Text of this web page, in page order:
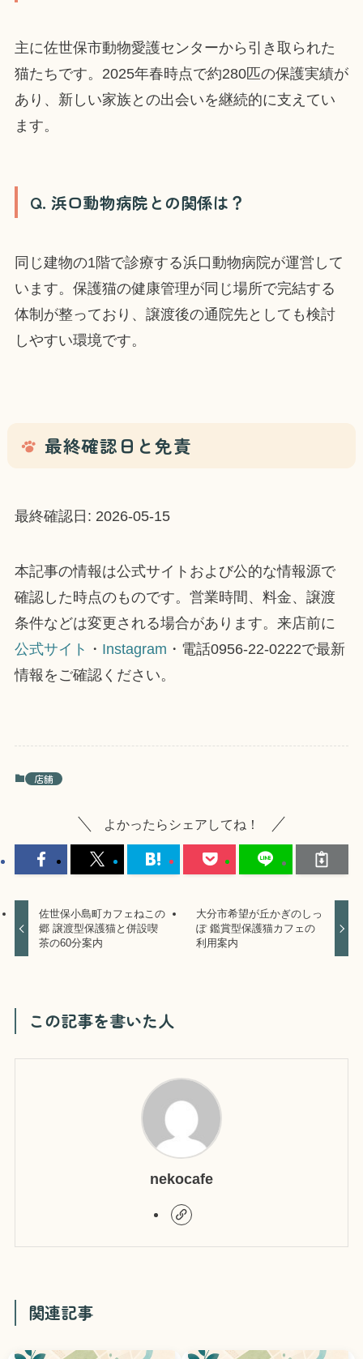
主に佐世保市動物愛護センターから引き取られた
猫たちです。2025年春時点で約280匹の保護実績が
あり、新しい家族との出会いを継続的に支えてい
ます。
Q. 浜口動物病院との関係は？
同じ建物の1階で診療する浜口動物病院が運営して
います。保護猫の健康管理が同じ場所で完結する
体制が整っており、譲渡後の通院先としても検討
しやすい環境です。
最終確認日と免責
最終確認日: 2026-05-15
本記事の情報は公式サイトおよび公的な情報源で
確認した時点のものです。営業時間、料金、譲渡
条件などは変更される場合があります。来店前に
公式サイト ・ Instagram ・電話0956-22-0222で最新
情報をご確認ください。
店舗
よかったらシェアしてね！
佐世保小島町カフェねこの
郷 譲渡型保護猫と併設喫
茶の60分案内
大分市希望が丘かぎのしっ
ぽ 鑑賞型保護猫カフェの
利用案内
この記事を書いた人
nekocafe
関連記事